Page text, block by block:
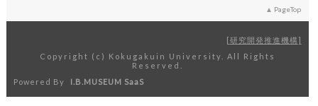
PageTop
研究開発推進機構
Copyright (c) Kokugakuin University. All Rights
Reserved.
Powered By
I.B.MUSEUM SaaS